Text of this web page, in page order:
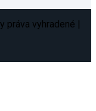
práva vyhradené |